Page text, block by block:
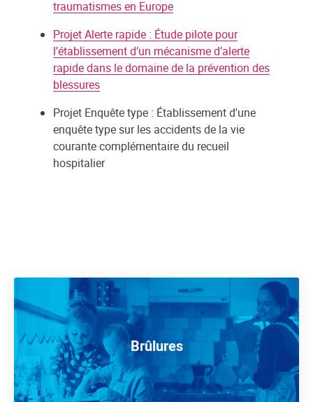
traumatismes en Europe
Projet Alerte rapide : Étude pilote pour
l’établissement d’un mécanisme d’alerte
rapide dans le domaine de la prévention des
blessures
Projet Enquête type : Établissement d'une
enquête type sur les accidents de la vie
courante complémentaire du recueil
hospitalier
Brûlures